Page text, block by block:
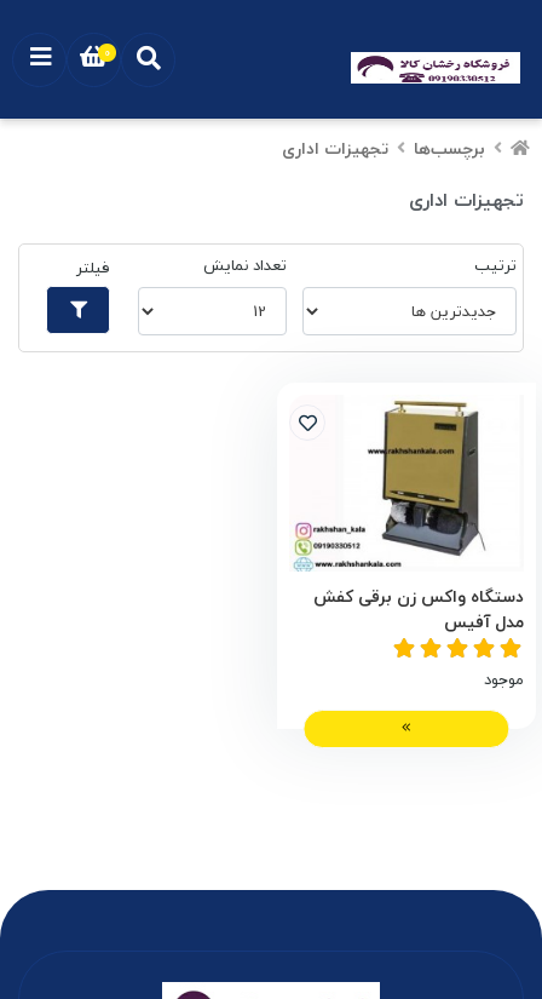
برچسب‌ها تجهیزات اداری
تجهیزات اداری
ترتیب تعداد نمایش فیلتر
دستگاه واکس زن برقی کفش
مدل آفیس
موجود
0